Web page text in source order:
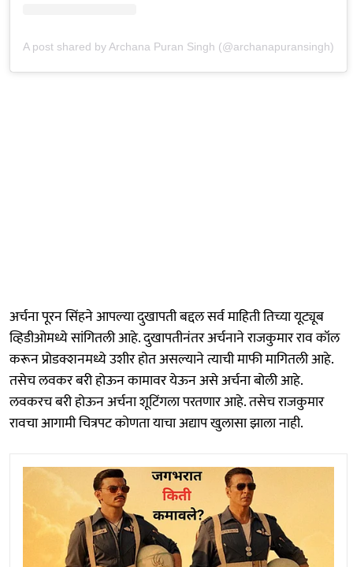
A post shared by Archana Puran Singh (@archanapuransingh)
अर्चना पूरन सिंहने आपल्या दुखापती बद्दल सर्व माहिती तिच्या यूट्यूब
व्हिडीओमध्ये सांगितली आहे. दुखापतीनंतर अर्चनाने राजकुमार राव कॉल
करून प्रोडक्शनमध्ये उशीर होत असल्याने त्याची माफी मागितली आहे.
तसेच लवकर बरी होऊन कामावर येऊन असे अर्चना बोली आहे.
लवकरच बरी होऊन अर्चना शूटिंगला परतणार आहे. तसेच राजकुमार
रावचा आगामी चित्रपट कोणता याचा अद्याप खुलासा झाला नाही.